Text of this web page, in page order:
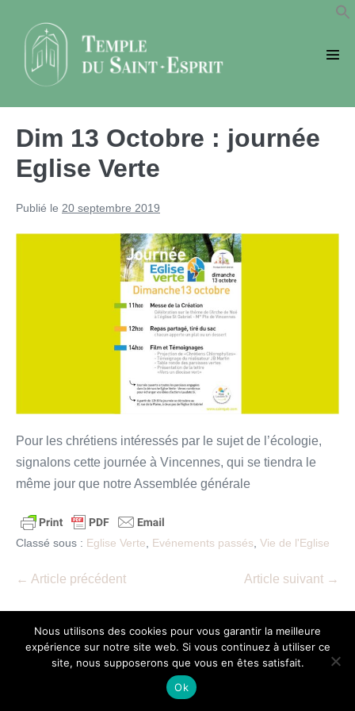
contenu
Dim 13 Octobre : journée
Eglise Verte
Publié le 20 septembre 2019
Pour les chrétiens intéressés par le sujet de l’écologie,
signalons cette journée à Vincennes, qui se tiendra le
même jour que notre Assemblée générale
Classé sous : Eglise Verte, Evénements passés, Vie de l'Eglise
Navigation
← Article précédent Article suivant →
Nous utilisons des cookies pour vous garantir la meilleure
expérience sur notre site web. Si vous continuez à utiliser ce
site, nous supposerons que vous en êtes satisfait.
Ok